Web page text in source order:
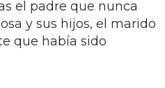
el padre que nunca
y sus hijos, el marido
que había sido